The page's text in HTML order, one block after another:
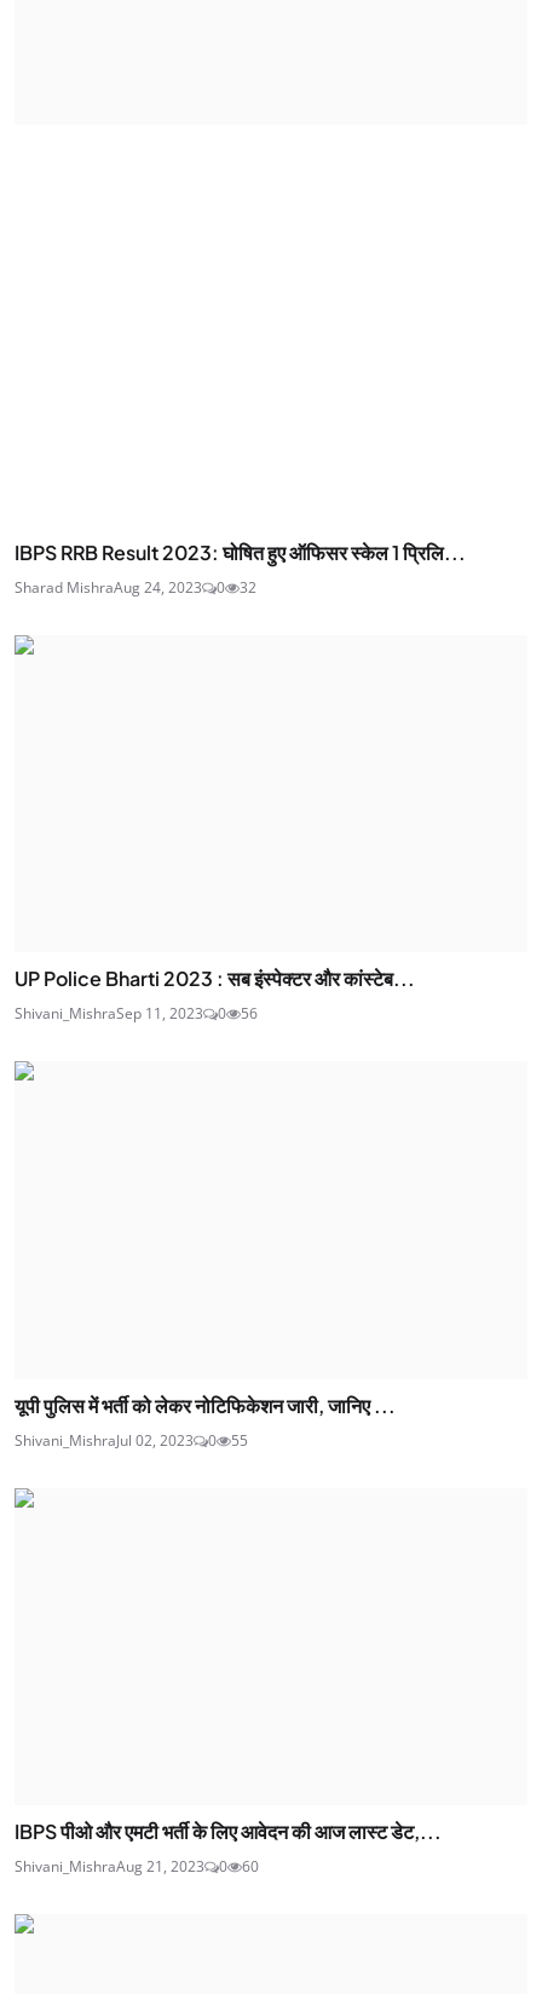
IBPS RRB Result 2023: घोषित हुए ऑफिसर स्केल 1 प्रिलि...
Sharad MishraAug 24, 2023 0 32
UP Police Bharti 2023 : सब इंस्‍पेक्‍टर और कांस्‍टेब...
Shivani_MishraSep 11, 2023 0 56
यूपी पुलिस में भर्ती को लेकर नोटिफिकेशन जारी, जानिए ...
Shivani_MishraJul 02, 2023 0 55
IBPS पीओ और एमटी भर्ती के लिए आवेदन की आज लास्ट डेट,...
Shivani_MishraAug 21, 2023 0 60